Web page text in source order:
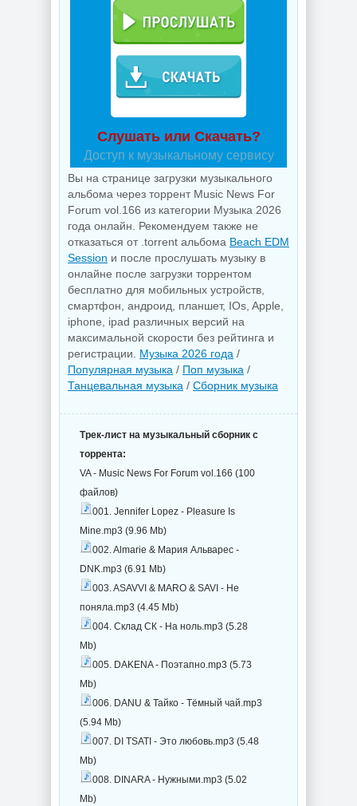
Слушать или Скачать?
Доступ к музыкальному сервису
Вы на странице загрузки музыкального
альбома через торрент Music News For
Forum vol.166 из категории Музыка 2026
года онлайн. Рекомендуем также не
отказаться от .torrent альбома Beach EDM
Session и после прослушать музыку в
онлайне после загрузки торрентом
бесплатно для мобильных устройств,
смартфон, андроид, планшет, IOs, Apple,
iphone, ipad различных версий на
максимальной скорости без рейтинга и
регистрации. Музыка 2026 года /
Популярная музыка / Поп музыка /
Танцевальная музыка / Сборник музыка
Трек-лист на музыкальный сборник с
торрента:
VA - Music News For Forum vol.166 (100
файлов)
001. Jennifer Lopez - Pleasure Is
Mine.mp3 (9.96 Mb)
002. Almarie & Мария Альварес -
DNK.mp3 (6.91 Mb)
003. ASAVVI & MARO & SAVI - Не
поняла.mp3 (4.45 Mb)
004. Склад СК - На ноль.mp3 (5.28
Mb)
005. DAKENA - Поэтапно.mp3 (5.73
Mb)
006. DANU & Тайко - Тёмный чай.mp3
(5.94 Mb)
007. DI TSATI - Это любовь.mp3 (5.48
Mb)
008. DINARA - Нужными.mp3 (5.02
Mb)